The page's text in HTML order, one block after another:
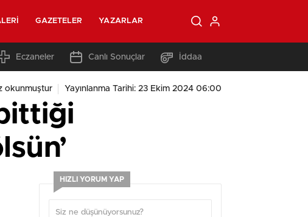
GAZETELER YAZARLAR
Eczaneler Canlı Sonuçlar İddaa
okunmuştur Yayınlanma Tarihi: 23 Ekim 2024 06:00
HIZLI YORUM YAP